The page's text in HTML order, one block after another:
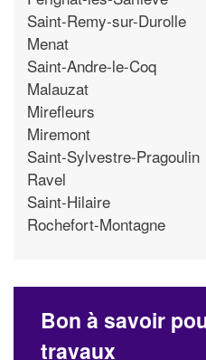
Saint-Remy-sur-Durolle
Menat
Saint-Andre-le-Coq
Malauzat
Mirefleurs
Miremont
Saint-Sylvestre-Pragoulin
Ravel
Saint-Hilaire
Rochefort-Montagne
Bon à savoir
travaux